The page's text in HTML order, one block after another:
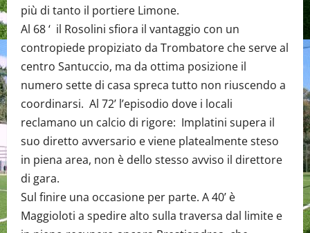
più di tanto il portiere Limone.
Al 68 ‘ il Rosolini sfiora il vantaggio con un
contropiede propiziato da Trombatore che serve al
centro Santuccio, ma da ottima posizione il
numero sette di casa spreca tutto non riuscendo a
coordinarsi. Al 72’ l’episodio dove i locali
reclamano un calcio di rigore: Implatini supera il
suo diretto avversario e viene platealmente steso
in piena area, non è dello stesso avviso il direttore
di gara.
Sul finire una occasione per parte. A 40’ è
Maggioloti a spedire alto sulla traversa dal limite e